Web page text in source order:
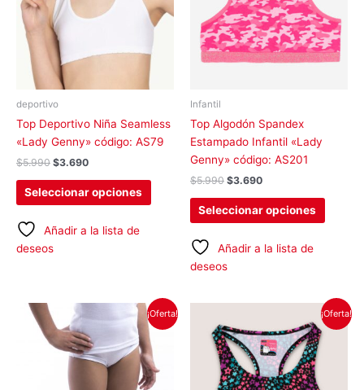
deportivo
Top Deportivo Niña Seamless
«Lady Genny» código: AS79
$5.990 $3.690
Seleccionar opciones
variantes.
Las
opciones
se
en
la
Añadir a la lista de
deseos
Infantil
Top Algodón Spandex
Estampado Infantil «Lady
Genny» código: AS201
$5.990 $3.690
Seleccionar opciones
Las
se
Añadir a la lista de
deseos
¡Oferta!
precio
original
era:
$7.580.
precio
actual
es:
$3.990.
Este
producto
tiene
múltiples
variantes.
¡Oferta!
original
era:
$5.990.
actual
es:
$3.690.
Este